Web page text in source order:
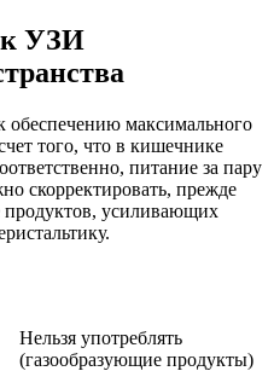
к УЗИ
обеспечению максимального
того, что в кишечнике
питание за пару
скорректировать, прежде
продуктов, усиливающих
Нельзя употреблять
(газообразующие продукты)